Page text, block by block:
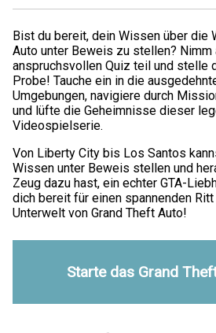
Bist du bereit, dein Wissen über die
Auto unter Beweis zu stellen? Nimm
anspruchsvollen Quiz teil und stelle
Probe! Tauche ein in die
Umgebungen, navigiere durch
und lüfte die Geheimnisse dieser
Videospielserie.
Von Liberty City bis Los Santos
Wissen unter Beweis stellen und
Zeug dazu hast, ein echter GTA-
dich bereit für einen spannenden
Unterwelt von Grand Theft Auto!
Starte das Grand